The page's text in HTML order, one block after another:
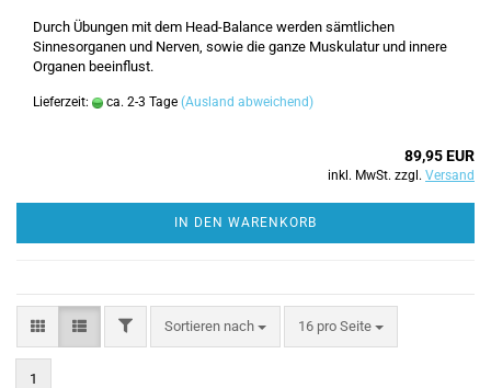
Durch Übungen mit dem Head-Balance werden sämtlichen
Sinnesorganen und Nerven, sowie die ganze Muskulatur und innere
Organen beeinflust.
Lieferzeit: ca. 2-3 Tage (Ausland abweichend)
89,95 EUR
inkl. MwSt. zzgl. Versand
IN DEN WARENKORB
FILTERSortieren nach
Sortieren nach 16 pro Seite
pro Seite
1